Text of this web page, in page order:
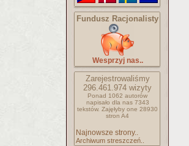
Fundusz Racjonalisty
Wesprzyj nas..
Zarejestrowaliśmy
296.461.974 wizyty
Ponad 1062 autorów
napisało dla nas 7343
tekstów. Zajęłyby one 28930
stron A4
Najnowsze strony..
Archiwum streszczeń..